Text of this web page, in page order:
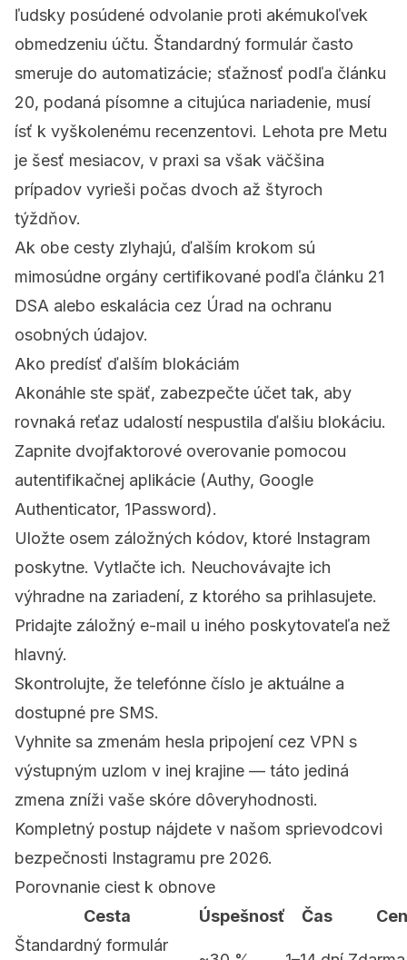
ľudsky posúdené odvolanie proti akémukoľvek
obmedzeniu účtu. Štandardný formulár často
smeruje do automatizácie; sťažnosť podľa článku
20, podaná písomne a citujúca nariadenie, musí
ísť k vyškolenému recenzentovi. Lehota pre Metu
je šesť mesiacov, v praxi sa však väčšina
prípadov vyrieši počas dvoch až štyroch
týždňov.
Ak obe cesty zlyhajú, ďalším krokom sú
mimosúdne orgány certifikované podľa článku 21
DSA alebo eskalácia cez Úrad na ochranu
osobných údajov.
Ako predísť ďalším blokáciám
Akonáhle ste späť, zabezpečte účet tak, aby
rovnaká reťaz udalostí nespustila ďalšiu blokáciu.
Zapnite dvojfaktorové overovanie pomocou
autentifikačnej aplikácie (Authy, Google
Authenticator, 1Password).
Uložte osem záložných kódov, ktoré Instagram
poskytne. Vytlačte ich. Neuchovávajte ich
výhradne na zariadení, z ktorého sa prihlasujete.
Pridajte záložný e-mail u iného poskytovateľa než
hlavný.
Skontrolujte, že telefónne číslo je aktuálne a
dostupné pre SMS.
Vyhnite sa zmenám hesla pripojení cez VPN s
výstupným uzlom v inej krajine — táto jediná
zmena zníži vaše skóre dôveryhodnosti.
Kompletný postup nájdete v našom sprievodcovi
bezpečnosti Instagramu pre 2026.
Porovnanie ciest k obnove
Cesta
Úspešnosť Čas
Štandardný formulár